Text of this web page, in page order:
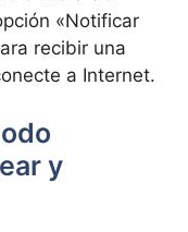
«Notificar
recibir una‌
a ⁢Internet.
y⁢